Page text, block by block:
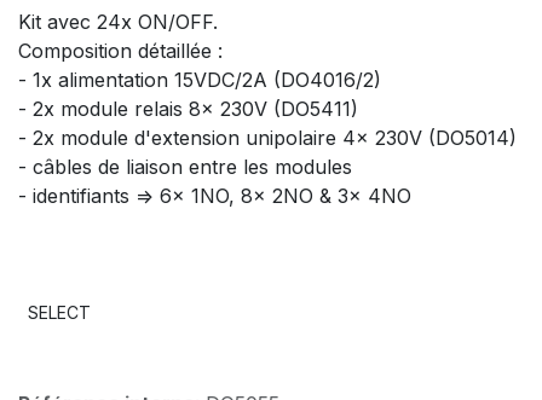
Kit avec 24x ON/OFF.
Composition détaillée :
- 1x alimentation 15VDC/2A (DO4016/2)
- 2x module relais 8x 230V (DO5411)
- 2x module d'extension unipolaire 4x 230V (DO5014)
- câbles de liaison entre les modules
- identifiants => 6x 1NO, 8x 2NO & 3x 4NO
SELECT